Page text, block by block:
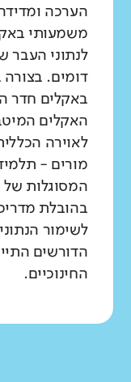
הערכה
משמעותי
לנתוני העבר
דומים. בצורה
באקלים חדר
האקלים
לאוירה
מורים -
המסוגלות של
בהובלת
לשימור
הדורשים
החינוכיים.